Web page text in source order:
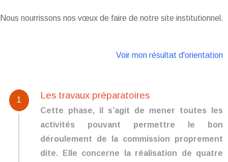
Nous nourrissons nos vœux de faire de notre site institutionnel.
Voir mon résultat d'orientation
1 Les travaux préparatoires
Cette phase, il s’agit de mener toutes les
activités pouvant permettre le bon
déroulement de la commission proprement
dite. Elle concerne la réalisation de quatre